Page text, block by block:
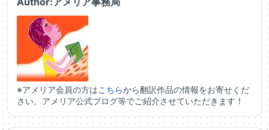
※アメリア会員の方はこちらから翻訳作品の情報をお寄せくだ
さい。アメリア公式ブログ等でご紹介させていただきます！